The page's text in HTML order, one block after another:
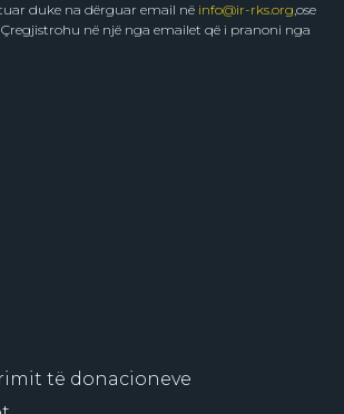
duke na dërguar email në info@ir-rks.org,ose
në një nga emailet që i pranoni nga
të donacioneve